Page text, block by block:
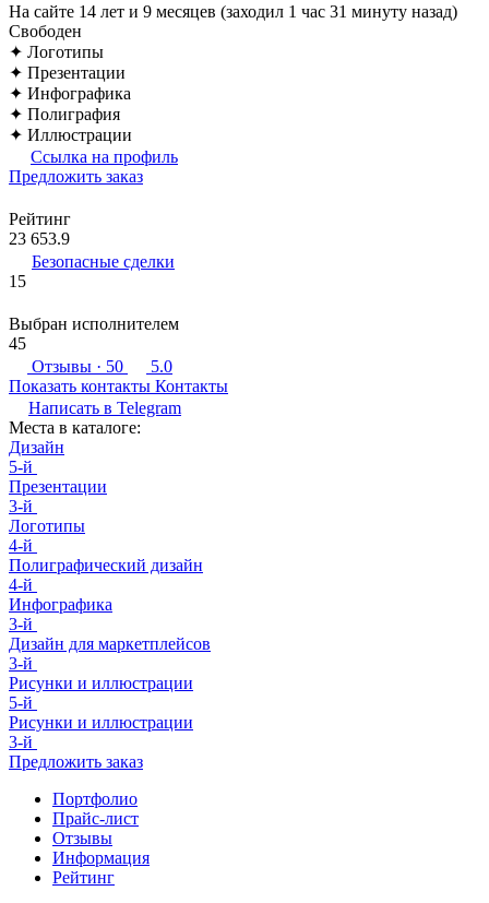
На сайте 14 лет и 9 месяцев (заходил 1 час 31 минуту назад)
Свободен
✦ Логотипы
✦ Презентации
✦ Инфографика
✦ Полиграфия
✦ Иллюстрации
Ссылка на профиль
Предложить заказ
Рейтинг
23 653.9
Безопасные сделки
15
Выбран исполнителем
45
Отзывы · 50
5.0
Показать контакты Контакты
Написать в Telegram
Места в каталоге:
Дизайн
5-й
Презентации
3-й
Логотипы
4-й
Полиграфический дизайн
4-й
Инфографика
3-й
Дизайн для маркетплейсов
3-й
Рисунки и иллюстрации
5-й
Рисунки и иллюстрации
3-й
Предложить заказ
Портфолио
Прайс-лист
Отзывы
Информация
Рейтинг